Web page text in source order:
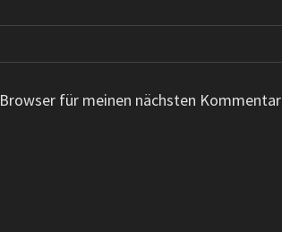
für meinen nächsten Kommentar